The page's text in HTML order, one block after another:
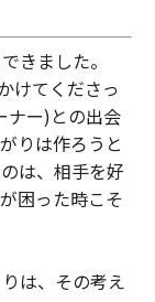
きました。
けてくださっ
ナー)との出会
りは作ろうと
は、相手を好
困った時こそ
は、その考え